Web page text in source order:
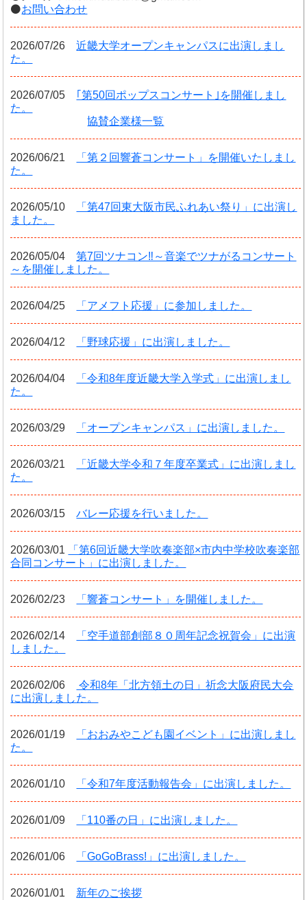
⚫️お問い合わせ
2026/07/26近畿大学オープンキャンパスに出演しまし
た。
2026/07/05 ｢第50回ポップスコンサート｣を開催しまし
た。
協賛企業様一覧
2026/06/21
「第２回響蒼コンサート」を開催いたしまし
た。
2026/05/10
「第47回東大阪市民ふれあい祭り」に出演し
ました。
2026/05/04第7回ツナコン‼～音楽でツナがるコンサート
～を開催しました。
2026/04/25 「アメフト応援」に参加しました。
2026/04/12 「野球応援」に出演しました。
2026/04/04
「令和8年度近畿大学入学式」に出演しまし
た。
2026/03/29 「オープンキャンパス」に出演しました。
2026/03/21
「近畿大学令和７年度卒業式」に出演しまし
た。
2026/03/15バレー応援を行いました。
2026/03/01
「第6回近畿大学吹奏楽部×市内中学校吹奏楽部
合同コンサート」に出演しました。
2026/02/23 「響蒼コンサート」を開催しました。
2026/02/14
「空手道部創部８０周年記念祝賀会」に出演
しました。
2026/02/06
令和8年「北方領土の日」祈念大阪府民大会
に出演しました。
2026/01/19
「おおみやこども園イベント」に出演しまし
た。
2026/01/10 「令和7年度活動報告会」に出演しました。
2026/01/09 「110番の日」に出演しました。
2026/01/06 「GoGoBrass!」に出演しました。
2026/01/01 新年のご挨拶